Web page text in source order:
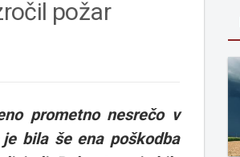
požar
prometno nesrečo v
bila še ena poškodba